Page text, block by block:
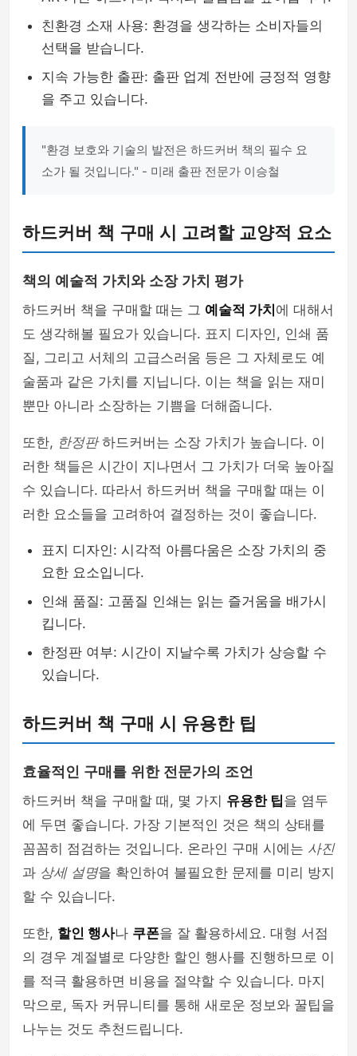
친환경 소재 사용: 환경을 생각하는 소비자들의
선택을 받습니다.
지속 가능한 출판: 출판 업계 전반에 긍정적 영향
을 주고 있습니다.
"환경 보호와 기술의 발전은 하드커버 책의 필수 요
소가 될 것입니다." - 미래 출판 전문가 이승철
하드커버 책 구매 시 고려할 교양적 요소
책의 예술적 가치와 소장 가치 평가
하드커버 책을 구매할 때는 그 예술적 가치 에 대해서
도 생각해볼 필요가 있습니다. 표지 디자인, 인쇄 품
질, 그리고 서체의 고급스러움 등은 그 자체로도 예
술품과 같은 가치를 지닙니다. 이는 책을 읽는 재미
뿐만 아니라 소장하는 기쁨을 더해줍니다.
또한, 한정판하드커버는 소장 가치가 높습니다. 이
러한 책들은 시간이 지나면서 그 가치가 더욱 높아질
수 있습니다. 따라서 하드커버 책을 구매할 때는 이
러한 요소들을 고려하여 결정하는 것이 좋습니다.
표지 디자인: 시각적 아름다움은 소장 가치의 중
요한 요소입니다.
인쇄 품질: 고품질 인쇄는 읽는 즐거움을 배가시
킵니다.
한정판 여부: 시간이 지날수록 가치가 상승할 수
있습니다.
하드커버 책 구매 시 유용한 팁
효율적인 구매를 위한 전문가의 조언
하드커버 책을 구매할 때, 몇 가지 유용한 팁을 염두
에 두면 좋습니다. 가장 기본적인 것은 책의 상태를
꼼꼼히 점검하는 것입니다. 온라인 구매 시에는 사진
과 상세 설명을 확인하여 불필요한 문제를 미리 방지
할 수 있습니다.
또한, 할인 행사나 쿠폰을 잘 활용하세요. 대형 서점
의 경우 계절별로 다양한 할인 행사를 진행하므로 이
를 적극 활용하면 비용을 절약할 수 있습니다. 마지
막으로, 독자 커뮤니티를 통해 새로운 정보와 꿀팁을
나누는 것도 추천드립니다.